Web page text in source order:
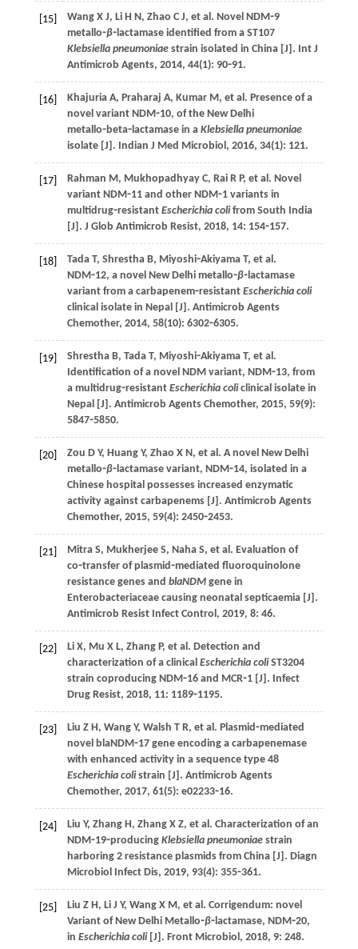
[15] Wang X J, Li H N, Zhao C J, et al. Novel NDM⁃9
metallo⁃β⁃lactamase identified from a ST107
Klebsiella pneumoniaestrain isolated in China [J]. Int J
Antimicrob Agents, 2014, 44(1): 90⁃91.
[16] Khajuria A, Praharaj A, Kumar M, et al. Presence of a
novel variant NDM⁃10, of the New Delhi
metallo⁃beta⁃lactamase in a Klebsiella pneumoniae
isolate [J]. Indian J Med Microbiol, 2016, 34(1): 121.
[17] Rahman M, Mukhopadhyay C, Rai R P, et al. Novel
variant NDM⁃11 and other NDM⁃1 variants in
multidrug⁃resistant Escherichia colifrom South India
[J]. J Glob Antimicrob Resist, 2018, 14: 154⁃157.
[18] Tada T, Shrestha B, Miyoshi⁃Akiyama T, et al.
NDM⁃12, a novel New Delhi metallo⁃β⁃lactamase
variant from a carbapenem⁃resistant Escherichia coli
clinical isolate in Nepal [J]. Antimicrob Agents
Chemother, 2014, 58(10): 6302⁃6305.
[19] Shrestha B, Tada T, Miyoshi⁃Akiyama T, et al.
Identification of a novel NDM variant, NDM⁃13, from
a multidrug⁃resistant Escherichia coliclinical isolate in
Nepal [J]. Antimicrob Agents Chemother, 2015, 59(9):
5847⁃5850.
[20] Zou D Y, Huang Y, Zhao X N, et al. A novel New Delhi
metallo⁃β⁃lactamase variant, NDM⁃14, isolated in a
Chinese hospital possesses increased enzymatic
activity against carbapenems [J]. Antimicrob Agents
Chemother, 2015, 59(4): 2450⁃2453.
[21] Mitra S, Mukherjee S, Naha S, et al. Evaluation of
co⁃transfer of plasmid⁃mediated fluoroquinolone
resistance genes and blaNDMgene in
Enterobacteriaceae causing neonatal septicaemia [J].
Antimicrob Resist Infect Control, 2019, 8: 46.
[22] Li X, Mu X L, Zhang P, et al. Detection and
characterization of a clinical Escherichia coliST3204
strain coproducing NDM⁃16 and MCR⁃1 [J]. Infect
Drug Resist, 2018, 11: 1189⁃1195.
[23] Liu Z H, Wang Y, Walsh T R, et al. Plasmid⁃mediated
novel blaNDM⁃17 gene encoding a carbapenemase
with enhanced activity in a sequence type 48
Escherichia colistrain [J]. Antimicrob Agents
Chemother, 2017, 61(5): e02233⁃16.
[24] Liu Y, Zhang H, Zhang X Z, et al. Characterization of an
NDM⁃19⁃producing Klebsiella pneumoniaestrain
harboring 2 resistance plasmids from China [J]. Diagn
Microbiol Infect Dis, 2019, 93(4): 355⁃361.
[25] Liu Z H, Li J Y, Wang X M, et al. Corrigendum: novel
Variant of New Delhi Metallo⁃β⁃lactamase, NDM⁃20,
in Escherichia coli[J]. Front Microbiol, 2018, 9: 248.